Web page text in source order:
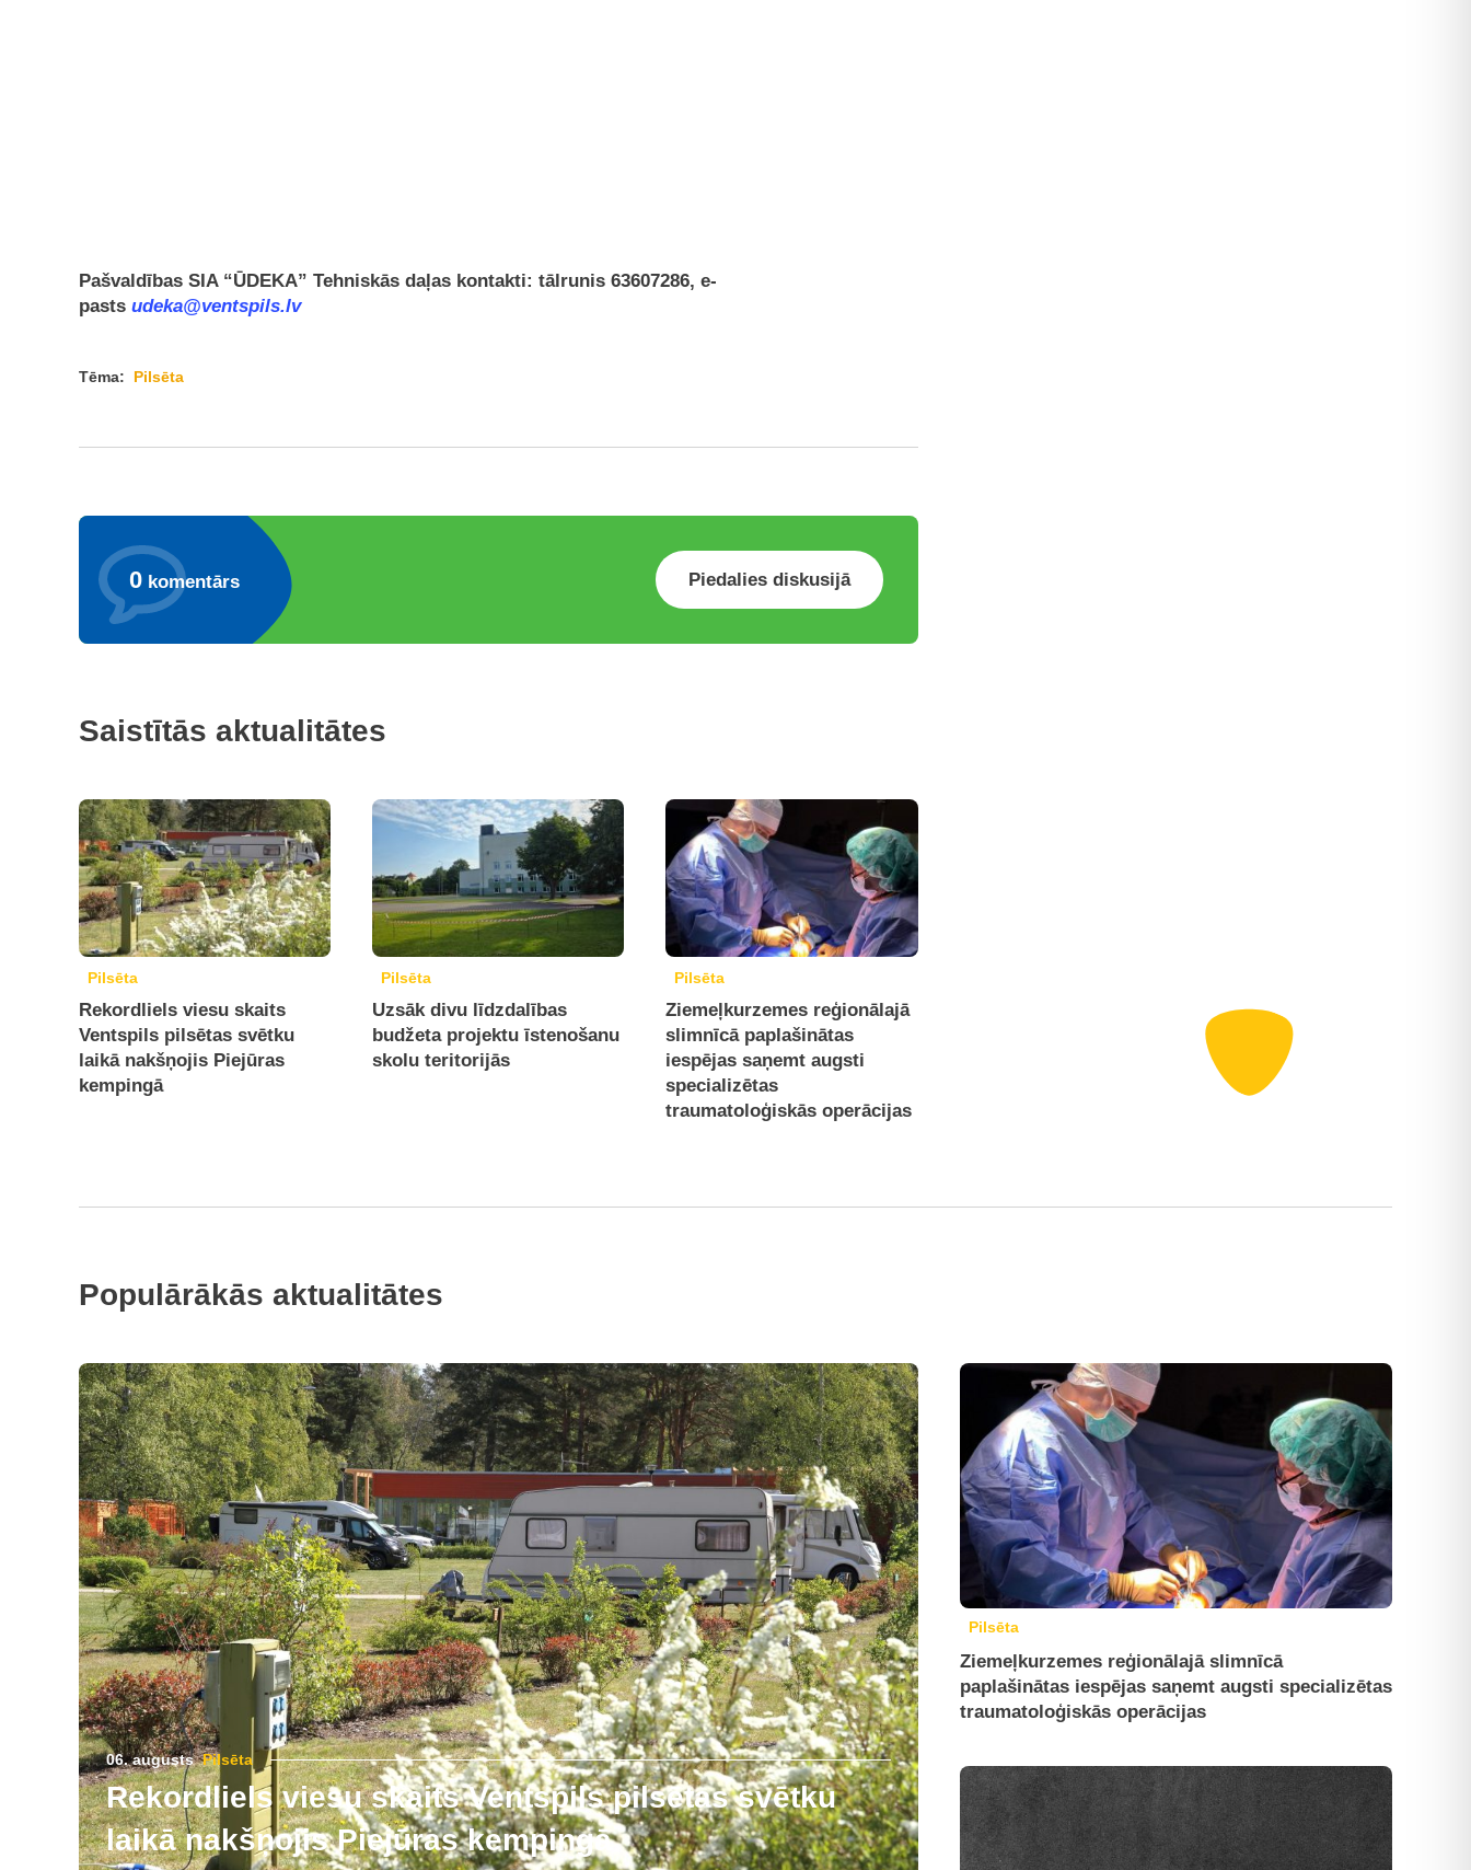
Pašvaldības SIA “ŪDEKA” Tehniskās daļ as kontakti: tālrunis 63607286, e-
pasts udeka@ventspils.lv
Tēma: Pilsēta
0 komentārs Piedalies diskusijā
Saistītās aktualitātes
Pilsēta
Rekordliels viesu skaits
Ventspils pilsētas svētku
laikā nakšņojis Piejūras
kempingā
Pilsēta
Uzsāk divu līdzdalības
budžeta projektu īstenošanu
skolu teritorijās
Pilsēta
Ziemeļkurzemes reģionālajā
slimnīcā paplašinātas
iespējas saņemt augsti
specializētas
traumatoloģiskās operācijas
Populārākās aktualitātes
06. augusts Pilsēta
Rekordliels viesu skaits Ventspils pilsētas svētku
laikā nakšņojis Piejūras kempingā
Pilsēta
Ziemeļkurzemes reģionālajā slimnīcā
paplašinātas iespējas saņemt augsti specializētas
traumatoloģiskās operācijas